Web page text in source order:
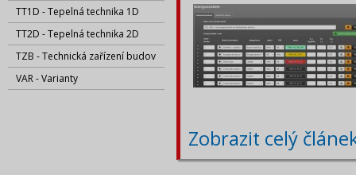
TT1D - Tepelná technika 1D
TT2D - Tepelná technika 2D
TZB - Technická zařízení budov
VAR - Varianty
Zobrazit celý